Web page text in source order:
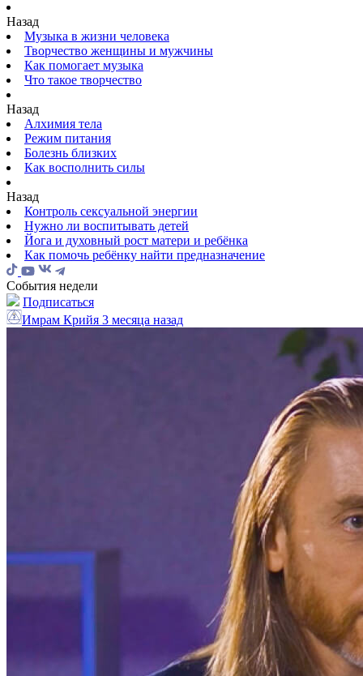
Назад
Музыка в жизни человека
Творчество женщины и мужчины
Как помогает музыка
Что такое творчество
Назад
Алхимия тела
Режим питания
Болезнь близких
Как восполнить силы
Назад
Контроль сексуальной энергии
Нужно ли воспитывать детей
Йога и духовный рост матери и ребёнка
Как помочь ребёнку найти предназначение
События недели
Подписаться
Имрам Крийя 3 месяца назад